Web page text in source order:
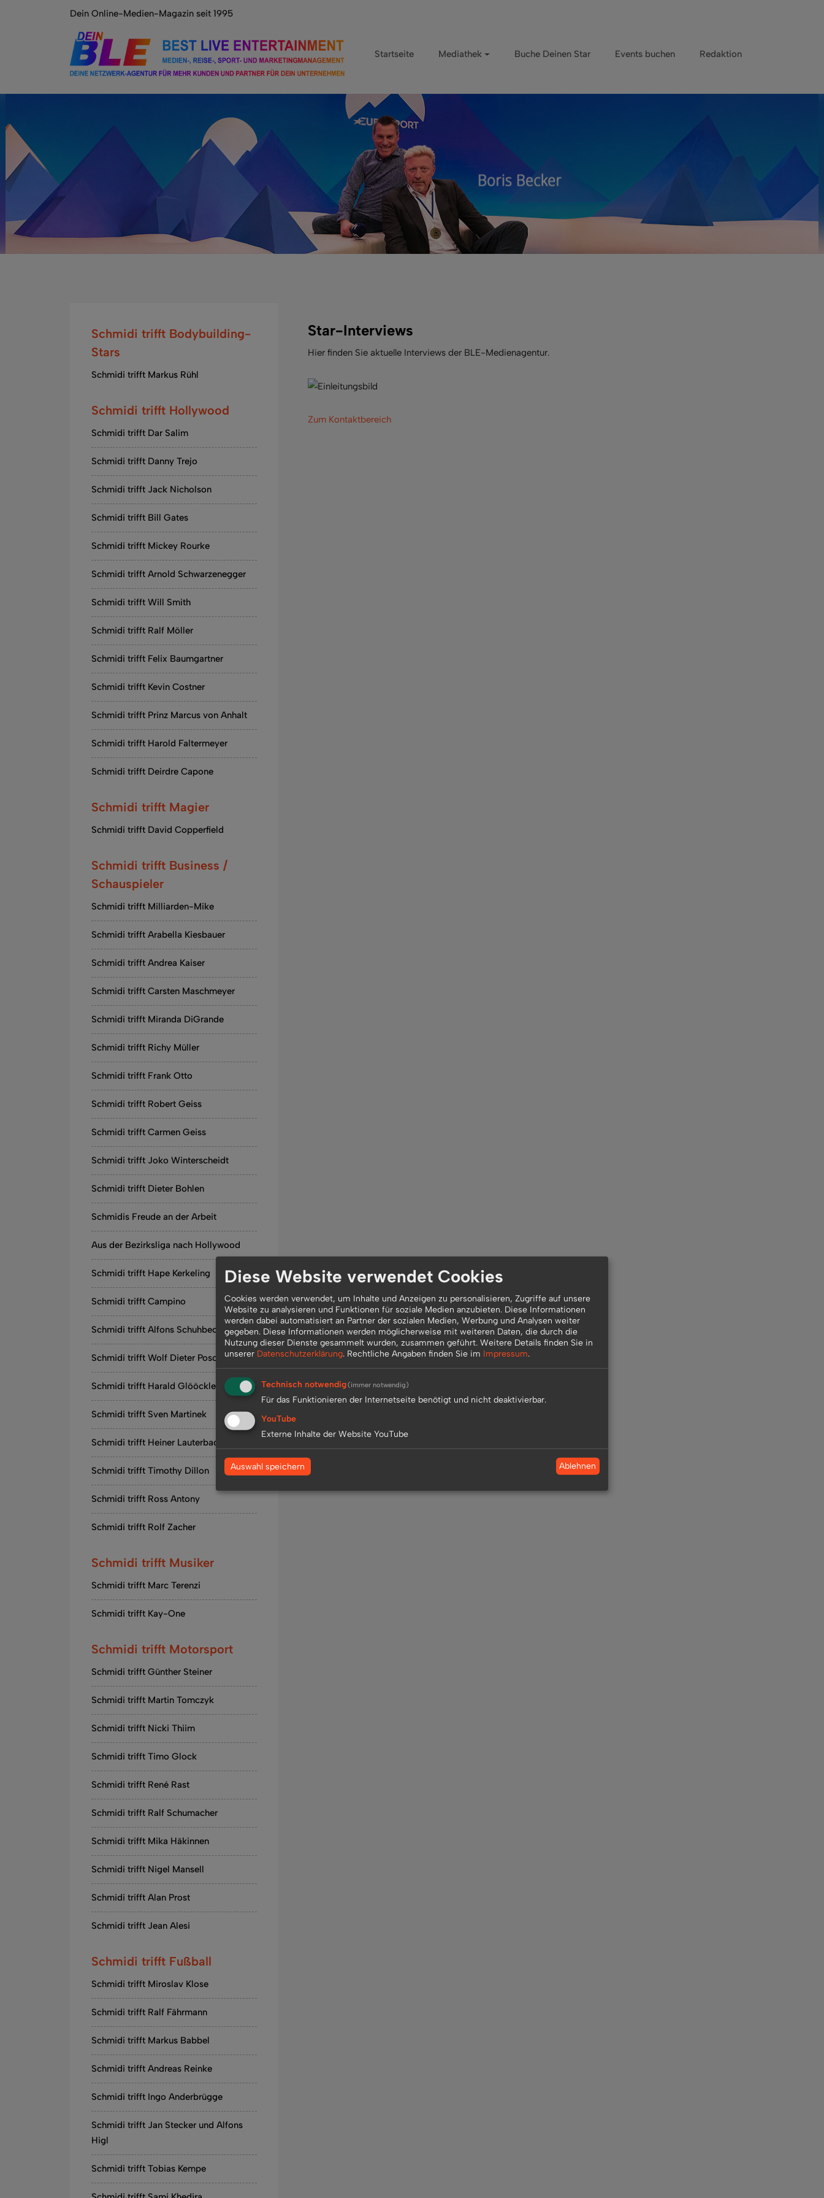
Dein Online-Medien-Magazin seit 1995
Startseite Mediathek Buche Deinen Star Events buchen Redaktion
Schmidi trifft Bodybuilding-
Stars
Schmidi trifft Markus Rühl
Schmidi trifft Hollywood
Schmidi trifft Dar Salim
Schmidi trifft Danny Trejo
Schmidi trifft Jack Nicholson
Schmidi trifft Bill Gates
Schmidi trifft Mickey Rourke
Schmidi trifft Arnold Schwarzenegger
Schmidi trifft Will Smith
Schmidi trifft Ralf Möller
Schmidi trifft Felix Baumgartner
Schmidi trifft Kevin Costner
Schmidi trifft Prinz Marcus von Anhalt
Schmidi trifft Harold Faltermeyer
Schmidi trifft Deirdre Capone
Schmidi trifft Magier
Schmidi trifft David Copperfield
Schmidi trifft Business /
Schauspieler
Schmidi trifft Milliarden-Mike
Schmidi trifft Arabella Kiesbauer
Schmidi trifft Andrea Kaiser
Schmidi trifft Carsten Maschmeyer
Schmidi trifft Miranda DiGrande
Schmidi trifft Richy Müller
Schmidi trifft Frank Otto
Schmidi trifft Robert Geiss
Schmidi trifft Carmen Geiss
Schmidi trifft Joko Winterscheidt
Schmidi trifft Dieter Bohlen
Schmidis Freude an der Arbeit
Aus der Bezirksliga nach Hollywood
Schmidi trifft Hape Kerkeling
Schmidi trifft Campino
Schmidi trifft Alfons Schuhbeck
Schmidi trifft Wolf Dieter Poschmann
Schmidi trifft Harald Glööckler
Schmidi trifft Sven Martinek
Schmidi trifft Heiner Lauterbach
Schmidi trifft Timothy Dillon
Schmidi trifft Ross Antony
Schmidi trifft Rolf Zacher
Schmidi trifft Musiker
Schmidi trifft Marc Terenzi
Schmidi trifft Kay-One
Schmidi trifft Motorsport
Schmidi trifft Günther Steiner
Schmidi trifft Martin Tomczyk
Schmidi trifft Nicki Thiim
Schmidi trifft Timo Glock
Schmidi trifft René Rast
Schmidi trifft Ralf Schumacher
Schmidi trifft Mika Häkinnen
Schmidi trifft Nigel Mansell
Schmidi trifft Alan Prost
Schmidi trifft Jean Alesi
Schmidi trifft Fußball
Schmidi trifft Miroslav Klose
Schmidi trifft Ralf Fährmann
Schmidi trifft Markus Babbel
Schmidi trifft Andreas Reinke
Schmidi trifft Ingo Anderbrügge
Schmidi trifft Jan Stecker und Alfons
Higl
Schmidi trifft Tobias Kempe
Star-Interviews
Hier finden Sie aktuelle Interviews der BLE-Medienagentur.
Zum Kontaktbereich
Diese Website verwendet Cookies
Cookies werden verwendet, um Inhalte und Anzeigen zu personalisieren, Zugriffe auf unsere
Website zu analysieren und Funktionen für soziale Medien anzubieten. Diese Informationen
werden dabei automatisiert an Partner der sozialen Medien, Werbung und Analysen weiter
gegeben. Diese Informationen werden möglicherweise mit weiteren Daten, die durch die
Nutzung dieser Dienste gesammelt wurden, zusammen geführt. Weitere Details finden Sie in
unserer Datenschutzerklärung. Rechtliche Angaben finden Sie im Impressum.
Technisch notwendig(immer notwendig)
Für das Funktionieren der Internetseite benötigt und nicht deaktivierbar.
YouTube
Externe Inhalte der Website YouTube
Auswahl speichern Ablehnen